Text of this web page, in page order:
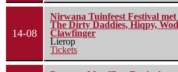
14-08
Nirwana Tuinfeest Festival
The Dirty Daddies, Hiqpy,
Clawfinger
Lierop
Tickets